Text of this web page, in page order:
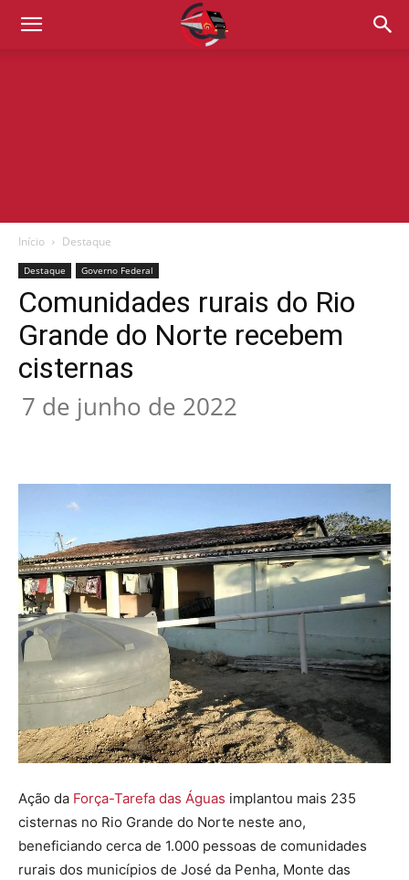
Início Destaque
Destaque Governo Federal
Comunidades rurais do Rio
Grande do Norte recebem
cisternas
7 de junho de 2022
Ação da Força-Tarefa das Águas implantou mais 235
cisternas no Rio Grande do Norte neste ano,
beneficiando cerca de 1.000 pessoas de comunidades
rurais dos municípios de José da Penha, Monte das